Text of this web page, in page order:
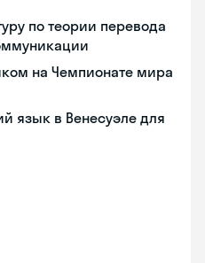
по теории перевода
на Чемпионате мира
язык в Венесуэле для